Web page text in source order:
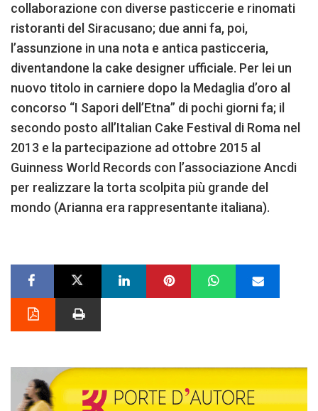
collaborazione con diverse pasticcerie e rinomati
ristoranti del Siracusano; due anni fa, poi,
l’assunzione in una nota e antica pasticceria,
diventandone la cake designer ufficiale. Per lei un
nuovo titolo in carniere dopo la Medaglia d’oro al
concorso “I Sapori dell’Etna” di pochi giorni fa; il
secondo posto all’Italian Cake Festival di Roma nel
2013 e la partecipazione ad ottobre 2015 al
Guinness World Records con l’associazione Ancdi
per realizzare la torta scolpita più grande del
mondo (Arianna era rappresentante italiana).